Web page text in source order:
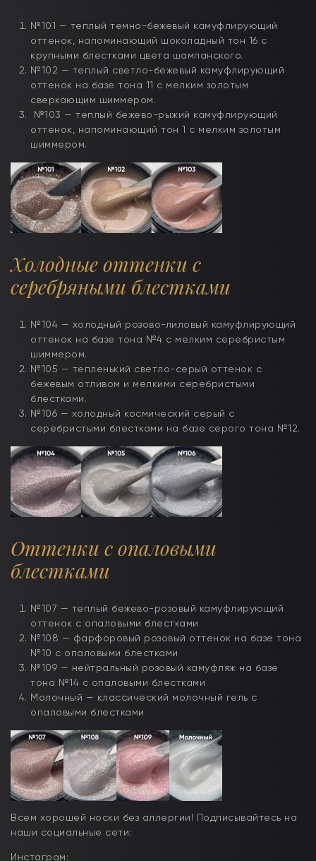
№101 — теплый темно-бежевый камуфлирующий
оттенок, напоминающий шоколадный тон 16 с
крупными блестками цвета шампанского.
№102 — теплый светло-бежевый камуфлирующий
оттенок на базе тона 11 с мелким золотым
сверкающим шиммером.
№103 — теплый бежево-рыжий камуфлирующий
оттенок, напоминающий тон 1 с мелким золотым
шиммером.
Холодные оттенки с
серебряными блестками
№104 — холодный розово-лиловый камуфлирующий
оттенок на базе тона №4 с мелким серебристым
шиммером.
№105 — тепленький светло-серый оттенок с
бежевым отливом и мелкими серебристыми
блестками.
№106 — холодный космический серый с
серебристыми блестками на базе серого тона №12.
Оттенки с опаловыми
блестками
№107 — теплый бежево-розовый камуфлирующий
оттенок с опаловыми блестками
№108 — фарфоровый розовый оттенок на базе тона
№10 с опаловыми блестками
№109 — нейтральный розовый камуфляж на базе
тона №14 с опаловыми блестками
Молочный — классический молочный гель с
опаловыми блестками
Всем хорошей носки без аллергии! Подписывайтесь на
наши социальные сети:
Инстаграм: